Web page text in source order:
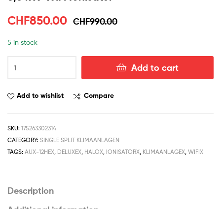
CHF990.00
CHF850.00
5 in stock
Add to cart
Add to wishlist Compare
SKU: 175263302314
CATEGORY: SINGLE SPLIT KLIMAANLAGEN
TAGS: AUX-12HEX DELUXEX HALOX IONISATORX KLIMAANLAGEX WIFIX
Description